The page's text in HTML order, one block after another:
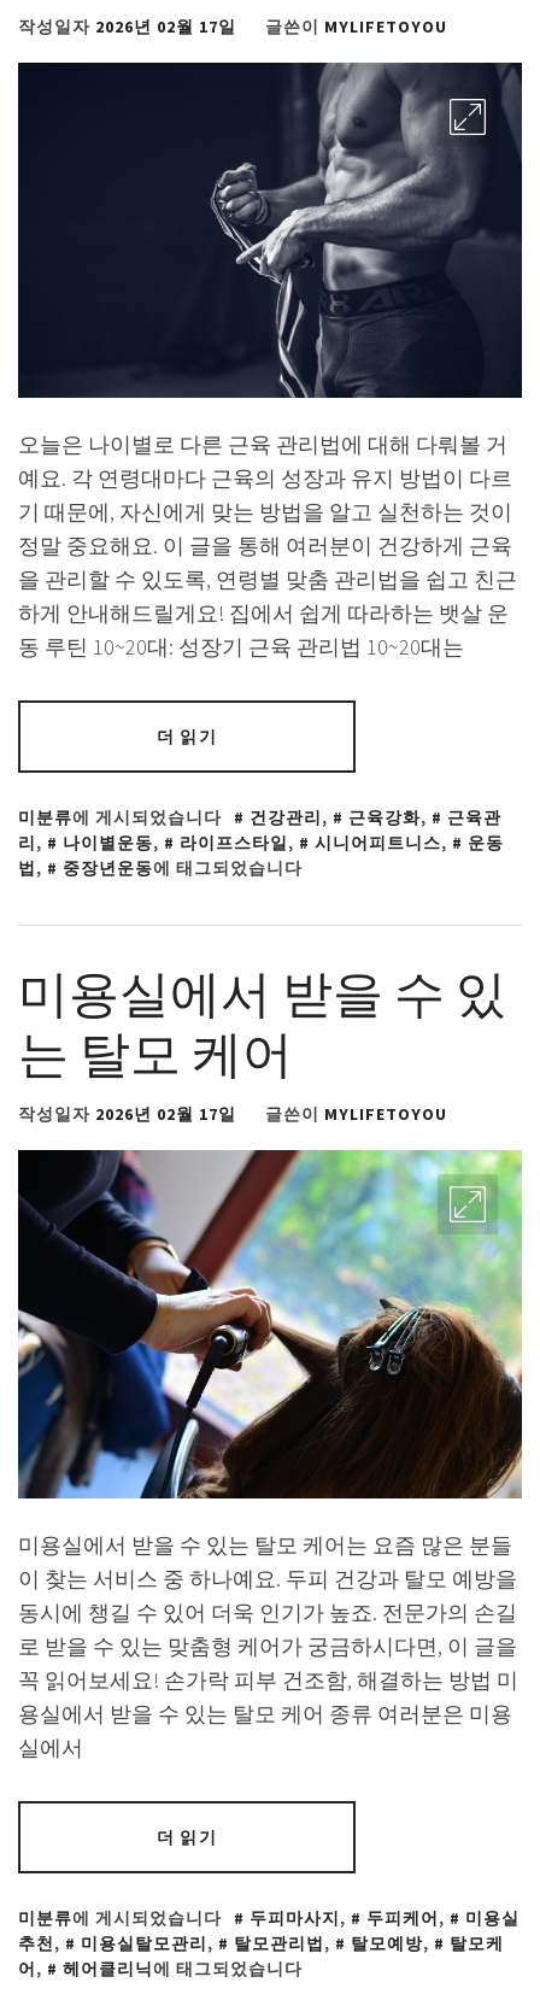
작성일자 2026년 02월 17일 글쓴이 MYLIFETOYOU
오늘은 나이별로 다른 근육 관리법에 대해 다뤄볼 거
예요. 각 연령대마다 근육의 성장과 유지 방법이 다르
기 때문에, 자신에게 맞는 방법을 알고 실천하는 것이
정말 중요해요. 이 글을 통해 여러분이 건강하게 근육
을 관리할 수 있도록, 연령별 맞춤 관리법을 쉽고 친근
하게 안내해드릴게요! 집에서 쉽게 따라하는 뱃살 운
동 루틴 10~20대: 성장기 근육 관리법 10~20대는
더 읽기
미분류에 게시되었습니다 건강관리 , 근육강화,
근육관
리 , 나이별운동, 라이프스타일 , 시니어피트니스,
운동
법 , 중장년운동에 태그되었습니다
미용실에서 받을 수 있
는 탈모 케어
작성일자 2026년 02월 17일 글쓴이 MYLIFETOYOU
미용실에서 받을 수 있는 탈모 케어는 요즘 많은 분들
이 찾는 서비스 중 하나예요. 두피 건강과 탈모 예방을
동시에 챙길 수 있어 더욱 인기가 높죠. 전문가의 손길
로 받을 수 있는 맞춤형 케어가 궁금하시다면, 이 글을
꼭 읽어보세요! 손가락 피부 건조함, 해결하는 방법 미
용실에서 받을 수 있는 탈모 케어 종류 여러분은 미용
실에서
더 읽기
미분류에 게시되었습니다 두피마사지 , 두피케어 ,
미용실
추천, 미용실탈모관리 , 탈모관리법 , 탈모예방,
탈모케
어 , 헤어클리닉에 태그되었습니다